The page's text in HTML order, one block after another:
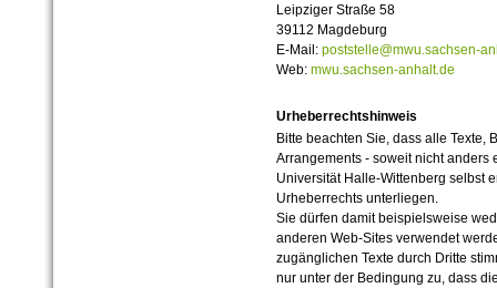
Leipziger Straße 58
39112 Magdeburg
E-Mail: poststelle@mwu.sachsen-
Web: mwu.sachsen-anhalt.de
Urheberrechtshinweis
Bitte beachten Sie, dass alle Texte,
Arrangements - soweit nicht anders
Universität Halle-Wittenberg selbst
Urheberrechts unterliegen.
Sie dürfen damit beispielsweise
anderen Web-Sites verwendet
zugänglichen Texte durch Dritte
nur unter der Bedingung zu, dass